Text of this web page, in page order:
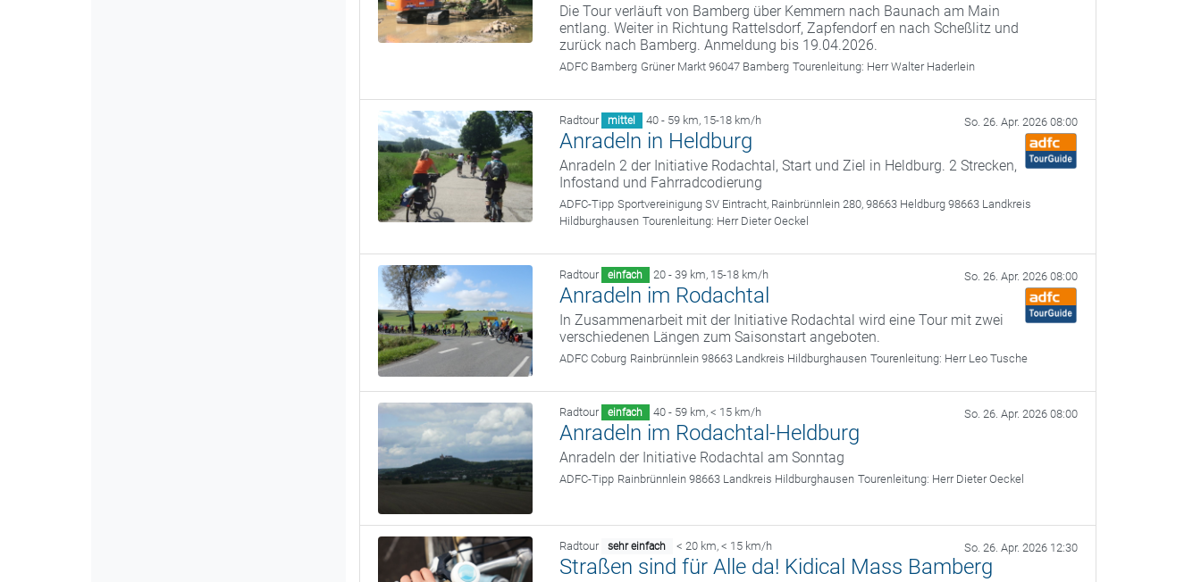
Die Tour verläuft von Bamberg über Kemmern nach Baunach am Main
entlang. Weiter in Richtung Rattelsdorf, Zapfendorf en nach Scheßlitz und
zurück nach Bamberg. Anmeldung bis 19.04.2026.
ADFC Bamberg Grüner Markt 96047 Bamberg Tourenleitung: Herr Walter Haderlein
Radtour mittel 40 - 59 km, 15-18 km/h So. 26. Apr. 2026 08:00
Anradeln in Heldburg
Anradeln 2 der Initiative Rodachtal, Start und Ziel in Heldburg. 2 Strecken,
Infostand und Fahrradcodierung
ADFC-Tipp Sportvereinigung SV Eintracht, Rainbrünnlein 280, 98663 Heldburg 98663 Landkreis
Hildburghausen Tourenleitung: Herr Dieter Oeckel
Radtour einfach 20 - 39 km, 15-18 km/h So. 26. Apr. 2026 08:00
Anradeln im Rodachtal
In Zusammenarbeit mit der Initiative Rodachtal wird eine Tour mit zwei
verschiedenen Längen zum Saisonstart angeboten.
ADFC Coburg Rainbrünnlein 98663 Landkreis Hildburghausen Tourenleitung: Herr Leo Tusche
Radtour einfach 40 - 59 km, < 15 km/h So. 26. Apr. 2026 08:00
Anradeln im Rodachtal-Heldburg
Anradeln der Initiative Rodachtal am Sonntag
ADFC-Tipp Rainbrünnlein 98663 Landkreis Hildburghausen Tourenleitung: Herr Dieter Oeckel
Radtour sehr einfach < 20 km, < 15 km/h So. 26. Apr. 2026 12:30
Straßen sind für Alle da! Kidical Mass Bamberg